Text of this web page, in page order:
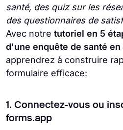
santé, des quiz sur les
des questionnaires de
Avec notre tutoriel en 5
d'une enquête de santé en
apprendrez à construire
formulaire efficace:
1. Connectez-vous ou
forms.app